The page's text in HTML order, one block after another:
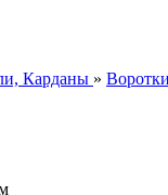
Карданы » Воротки